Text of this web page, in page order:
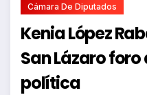
Cámara De Diputados
Kenia López
San Lázaro
política